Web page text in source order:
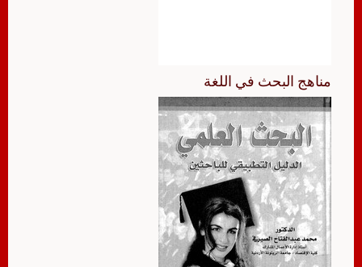
مناهج البحث في اللغة